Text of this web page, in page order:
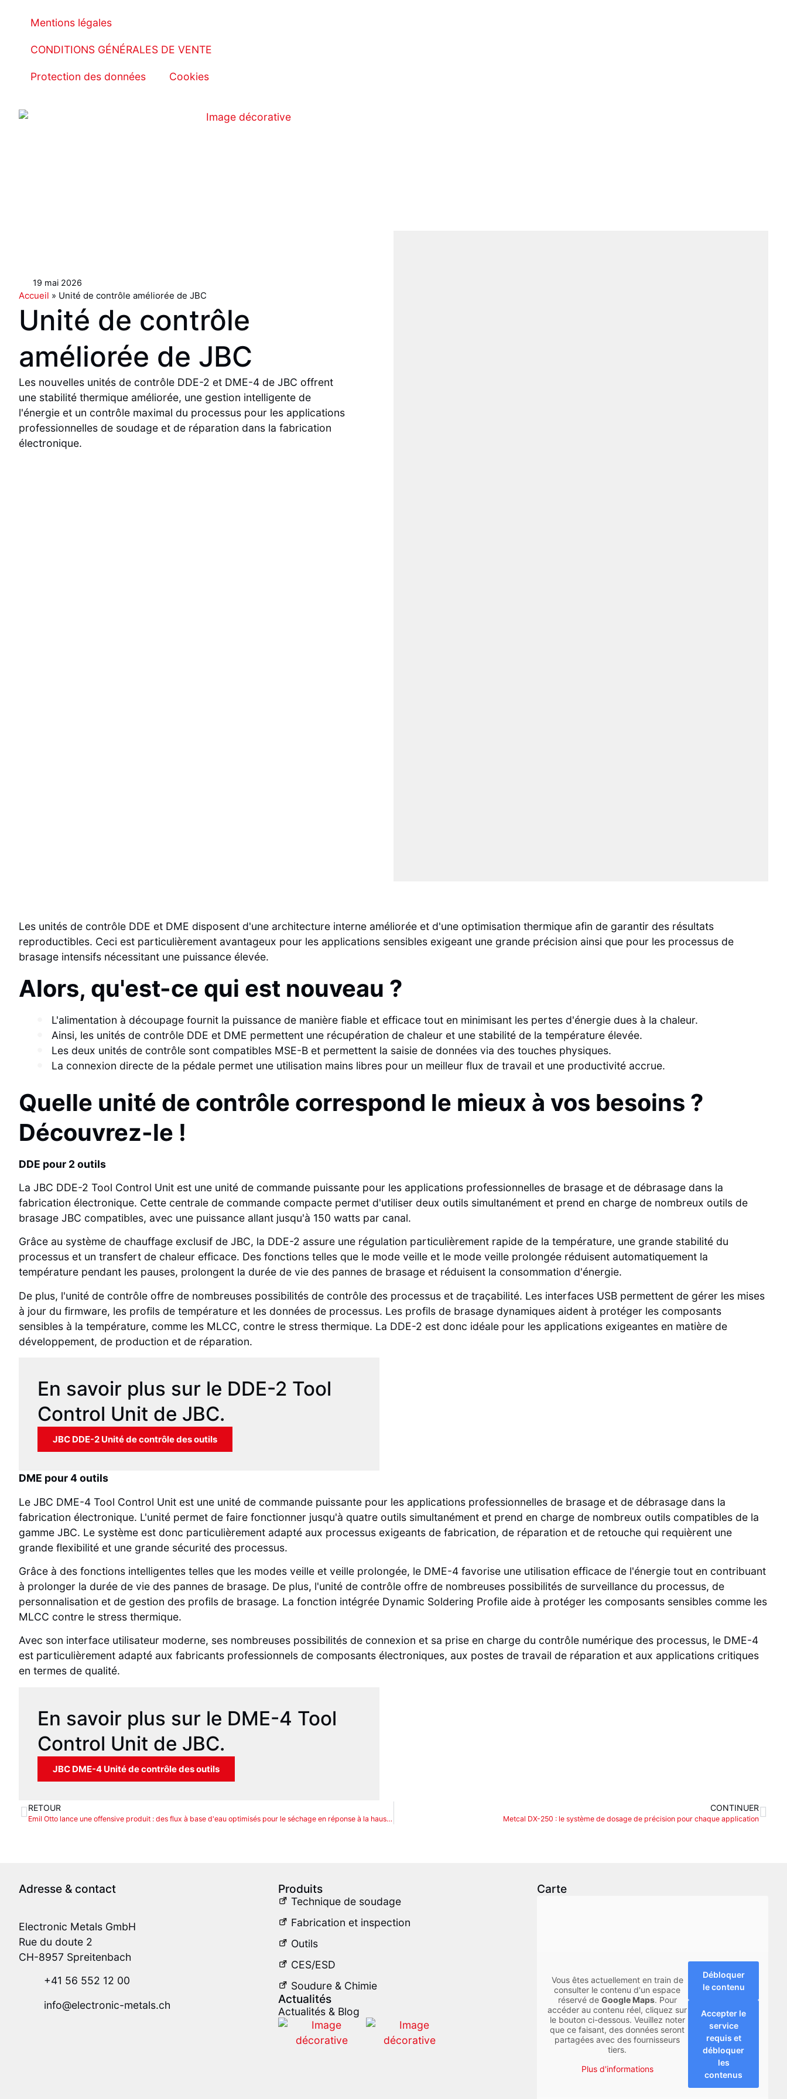
Mentions légales
CONDITIONS GÉNÉRALES DE VENTE
Protection des données Cookies
19 mai 2026
Accueil » Unité de contrôle améliorée de JBC
Unité de contrôle
améliorée de JBC
Les nouvelles unités de contrôle DDE-2 et DME-4 de JBC offrent
une stabilité thermique améliorée, une gestion intelligente de
l'énergie et un contrôle maximal du processus pour les applications
professionnelles de soudage et de réparation dans la fabrication
électronique.
Les unités de contrôle DDE et DME disposent d'une architecture interne améliorée et d'une optimisation thermique afin de garantir des résultats
reproductibles. Ceci est particulièrement avantageux pour les applications sensibles exigeant une grande précision ainsi que pour les processus de
brasage intensifs nécessitant une puissance élevée.
Alors, qu'est-ce qui est nouveau ?
L'alimentation à découpage fournit la puissance de manière fiable et efficace tout en minimisant les pertes d'énergie dues à la chaleur.
Ainsi, les unités de contrôle DDE et DME permettent une récupération de chaleur et une stabilité de la température élevée.
Les deux unités de contrôle sont compatibles MSE-B et permettent la saisie de données via des touches physiques.
La connexion directe de la pédale permet une utilisation mains libres pour un meilleur flux de travail et une productivité accrue.
Quelle unité de contrôle correspond le mieux à vos besoins ?
Découvrez-le !
DDE pour 2 outils
La JBC DDE-2 Tool Control Unit est une unité de commande puissante pour les applications professionnelles de brasage et de débrasage dans la
fabrication électronique. Cette centrale de commande compacte permet d'utiliser deux outils simultanément et prend en charge de nombreux outils de
brasage JBC compatibles, avec une puissance allant jusqu'à 150 watts par canal.
Grâce au système de chauffage exclusif de JBC, la DDE-2 assure une régulation particulièrement rapide de la température, une grande stabilité du
processus et un transfert de chaleur efficace. Des fonctions telles que le mode veille et le mode veille prolongée réduisent automatiquement la
température pendant les pauses, prolongent la durée de vie des pannes de brasage et réduisent la consommation d'énergie.
De plus, l'unité de contrôle offre de nombreuses possibilités de contrôle des processus et de traçabilité. Les interfaces USB permettent de gérer les mises
à jour du firmware, les profils de température et les données de processus. Les profils de brasage dynamiques aident à protéger les composants
sensibles à la température, comme les MLCC, contre le stress thermique. La DDE-2 est donc idéale pour les applications exigeantes en matière de
développement, de production et de réparation.
En savoir plus sur le DDE-2 Tool
Control Unit de JBC.
JBC DDE-2 Unité de contrôle des outils
DME pour 4 outils
Le JBC DME-4 Tool Control Unit est une unité de commande puissante pour les applications professionnelles de brasage et de débrasage dans la
fabrication électronique. L'unité permet de faire fonctionner jusqu'à quatre outils simultanément et prend en charge de nombreux outils compatibles de la
gamme JBC. Le système est donc particulièrement adapté aux processus exigeants de fabrication, de réparation et de retouche qui requièrent une
grande flexibilité et une grande sécurité des processus.
Grâce à des fonctions intelligentes telles que les modes veille et veille prolongée, le DME-4 favorise une utilisation efficace de l'énergie tout en contribuant
à prolonger la durée de vie des pannes de brasage. De plus, l'unité de contrôle offre de nombreuses possibilités de surveillance du processus, de
personnalisation et de gestion des profils de brasage. La fonction intégrée Dynamic Soldering Profile aide à protéger les composants sensibles comme les
MLCC contre le stress thermique.
Avec son interface utilisateur moderne, ses nombreuses possibilités de connexion et sa prise en charge du contrôle numérique des processus, le DME-4
est particulièrement adapté aux fabricants professionnels de composants électroniques, aux postes de travail de réparation et aux applications critiques
en termes de qualité.
En savoir plus sur le DME-4 Tool
Control Unit de JBC.
JBC DME-4 Unité de contrôle des outils
RETOUR
Emil Otto lance une offensive produit : des flux à base d'eau optimisés pour le séchage en réponse à la hausse des prix des solvants
CONTINUER
Metcal DX-250 : le système de dosage de précision pour chaque application
Adresse & contact
Electronic Metals GmbH
Rue du doute 2
CH-8957 Spreitenbach
+41 56 552 12 00
info@electronic-metals.ch
Produits
Technique de soudage
Fabrication et inspection
Outils
CES/ESD
Soudure & Chimie
Actualités
Actualités & Blog
Carte
Vous êtes actuellement en train de
consulter le contenu d'un espace
réservé de Google Maps. Pour
accéder au contenu réel, cliquez sur
le bouton ci-dessous. Veuillez noter
que ce faisant, des données seront
partagées avec des fournisseurs
tiers.
Plus d'informations
Débloquer
le contenu
Accepter le
service
requis et
débloquer
les
contenus